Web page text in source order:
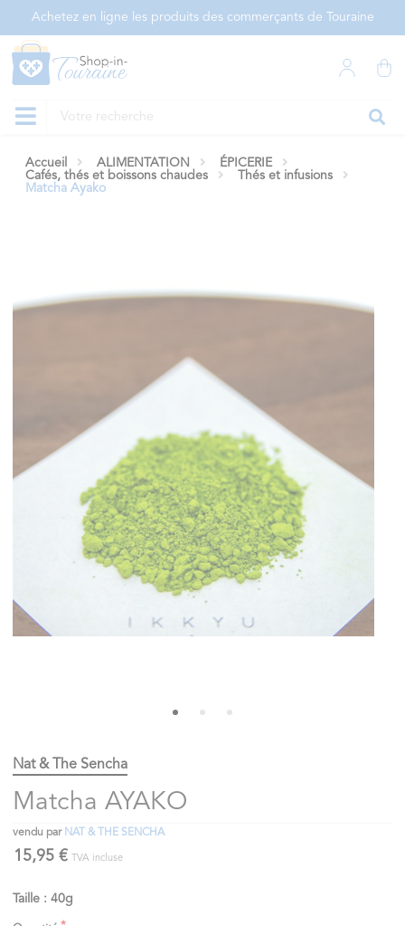
Achetez en ligne les produits des commerçants de Touraine
Accueil ALIMENTATION
ÉPICERIE
Cafés, thés et boissons chaudes
Thés et infusions
Matcha Ayako
Nat & The Sencha
Matcha AYAKO
vendu par NAT & THE SENCHA
15,95 € TVA incluse
Taille : 40g
Panneau de gestion des cookies